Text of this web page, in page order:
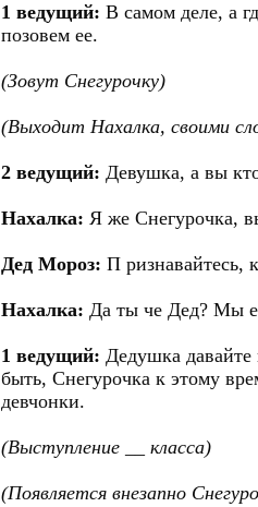
1 ведущий: В самом деле, а
позовем ее.
(Зовут Снегурочку)
(Выходит Нахалка, своими
2 ведущий: Девушка, а вы
Нахалка: Я же Снегурочка,
Дед Мороз: П ризнавайтесь,
Нахалка: Да ты че Дед? Мы
1 ведущий: Дедушка
быть, Снегурочка к этому
девчонки.
(Выступление __ класса)
(Появляется внезапно